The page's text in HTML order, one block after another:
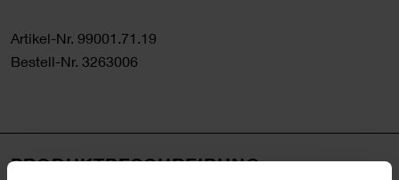
Artikel-Nr. 99001.71.19
Bestell-Nr. 3263006
PRODUKTBESCHREIBUNG